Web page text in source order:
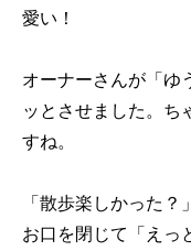
愛い！
オーナーさんが「ゆ
ッとさせました。ち
すね。
「散歩楽しかった
お口を閉じて「え